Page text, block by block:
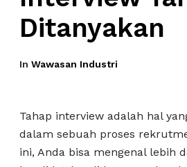
Ditanyakan
In Wawasan Industri
Tahap interview adalah hal
dalam sebuah proses
ini, Anda bisa mengenal lebih